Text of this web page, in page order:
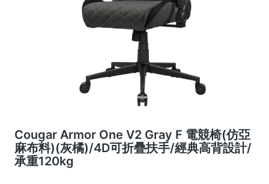
Cougar Armor One V2 Gray F 電競椅(仿亞
麻布料)(灰橘)/4D可折疊扶手/經典高背設計/
承重120kg